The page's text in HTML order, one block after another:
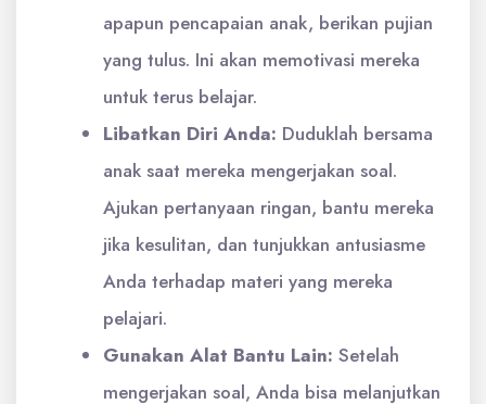
apapun pencapaian anak, berikan pujian
yang tulus. Ini akan memotivasi mereka
untuk terus belajar.
Libatkan Diri Anda: Duduklah bersama
anak saat mereka mengerjakan soal.
Ajukan pertanyaan ringan, bantu mereka
jika kesulitan, dan tunjukkan antusiasme
Anda terhadap materi yang mereka
pelajari.
Gunakan Alat Bantu Lain: Setelah
mengerjakan soal, Anda bisa melanjutkan